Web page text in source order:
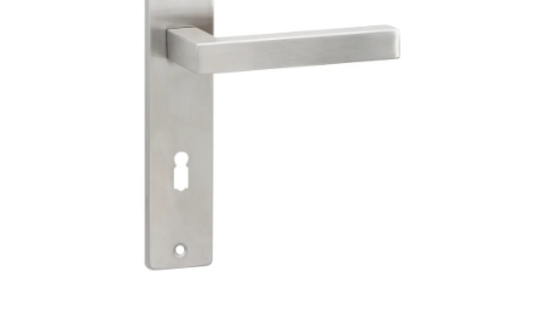
KLIKY S LOŽISKEM